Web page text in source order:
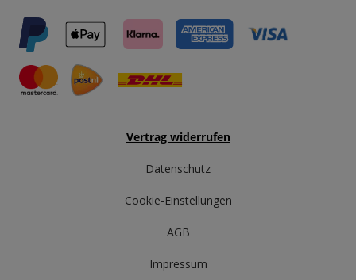
Vertrag widerrufen
Datenschutz
Cookie-Einstellungen
AGB
Impressum